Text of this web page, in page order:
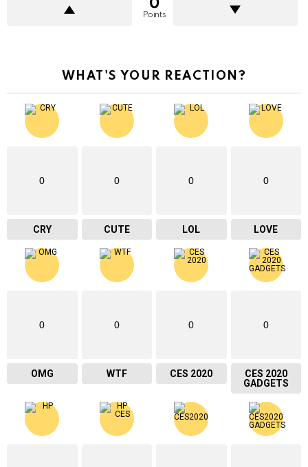
0
Points
WHAT'S YOUR REACTION?
0
CRY
0
CUTE
0
LOL
0
LOVE
0
OMG
0
WTF
0
CES 2020
0
CES 2020
GADGETS